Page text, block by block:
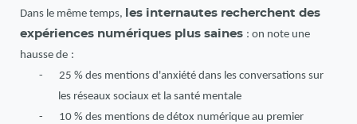
Dans le même temps, les internautes recherchent des
expériences numériques plus saines : on note une
hausse de :
-
25 % des mentions d'anxiété dans les conversations sur
les réseaux sociaux et la santé mentale
-
10 % des mentions de détox numérique au premier